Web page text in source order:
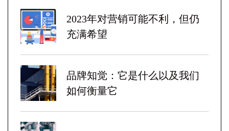
2023年对营销可能不利，但仍
充满希望
品牌知觉：它是什么以及我们
如何衡量它